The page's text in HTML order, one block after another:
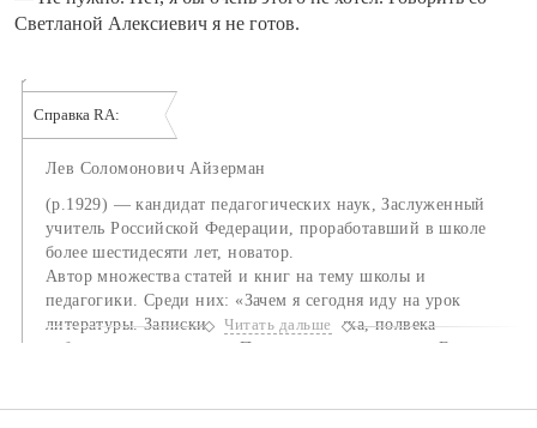
Светланой Алексиевич я не готов.
Лев Соломонович Айзерман
(р.1929) — кандидат педагогических наук, Заслуженный
учитель Российской Федерации, проработавший в школе
более шестидесяти лет, новатор.
Автор множества статей и книг на тему школы и
педагогики. Среди них: «Зачем я сегодня иду на урок
литературы. Записки учителя-словесника, полвека
работающего в школе», «Педагогическая непоэма: Есть ли
Справка RA:
Читать дальше